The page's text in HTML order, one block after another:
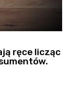
ręce licząc